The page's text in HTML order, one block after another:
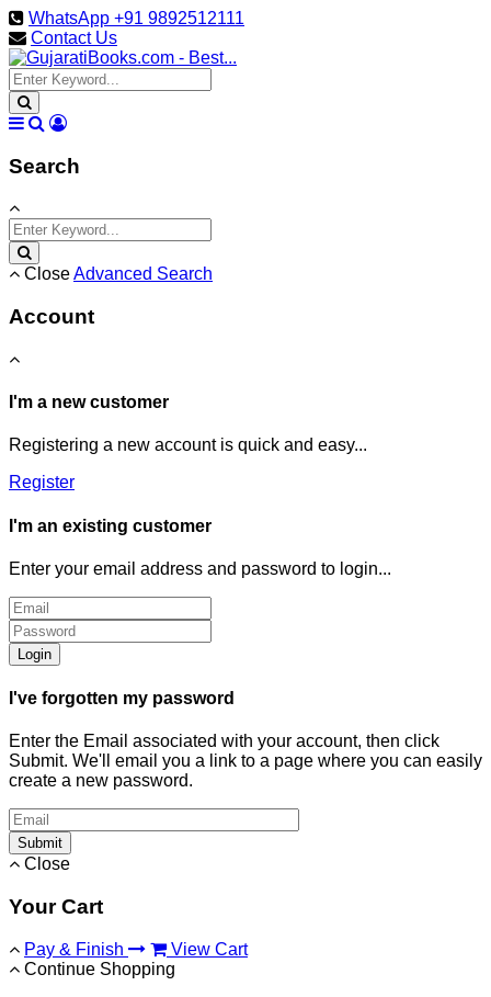
WhatsApp +91 9892512111
Contact Us
Search
CloseAdvanced Search
Account
I'm a new customer
Registering a new account is quick and easy...
Register
I'm an existing customer
Enter your email address and password to login...
Login
I've forgotten my password
Enter the Email associated with your account, then click
Submit. We'll email you a link to a page where you can easily
create a new password.
Submit
Close
Your Cart
Pay & Finish
View Cart
Continue Shopping